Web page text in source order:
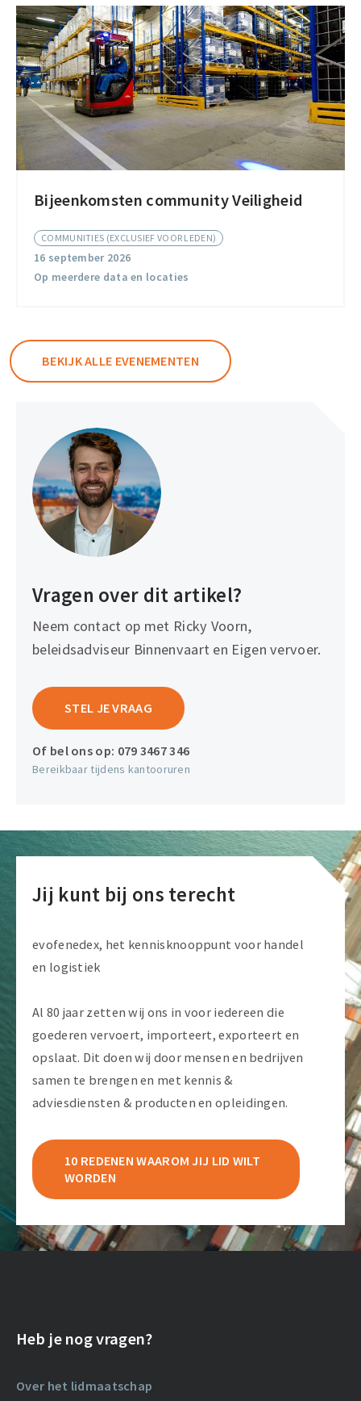
Bijeenkomsten community Veiligheid
COMMUNITIES (EXCLUSIEF VOOR LEDEN)
16 september 2026
Op meerdere data en locaties
Bijeenkomsten
Veiligheid
BEKIJK ALLE EVENEMENTEN
Vragen over dit artikel?
Neem contact op met Ricky Voorn,
beleidsadviseur Binnenvaart en Eigen vervoer.
STEL JE VRAAG
Of bel ons op: 079 3467 346
Bereikbaar tijdens kantooruren
Jij kunt bij ons terecht
evofenedex, het kennisknooppunt voor handel
en logistiek
Al 80 jaar zetten wij ons in voor iedereen die
goederen vervoert, importeert, exporteert en
opslaat. Dit doen wij door mensen en bedrijven
samen te brengen en met kennis &
adviesdiensten & producten en opleidingen.
10 REDENEN WAAROM JIJ LID WILT
WORDEN
Heb je nog vragen?
Over het lidmaatschap